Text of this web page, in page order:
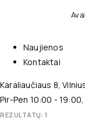
Naujienos
Kontaktai
Karaliaučiaus 8,
Pir-Pen 10:00 -
REZULTATŲ: 1